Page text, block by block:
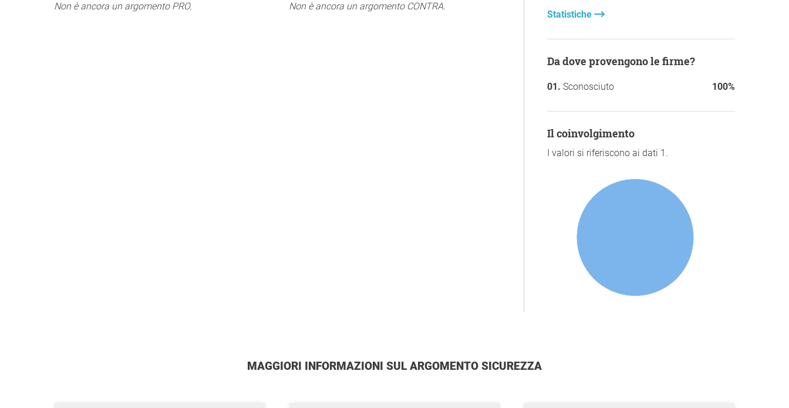
Non è ancora un argomento PRO.
Non è ancora un argomento CONTRA.
Statistiche
Da dove provengono le firme?
Sconosciuto 100%
Il coinvolgimento
I valori si riferiscono ai dati 1.
MAGGIORI INFORMAZIONI SUL ARGOMENTO SICUREZZA